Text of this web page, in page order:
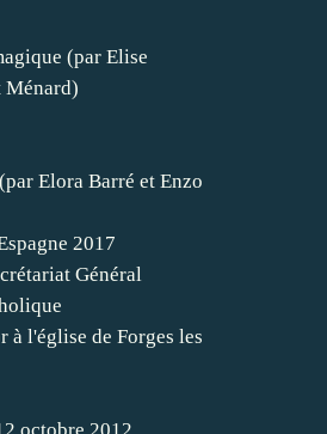
(par Elise
Ménard)
Elora Barré et Enzo
2017
Général
à l'église de Forges les